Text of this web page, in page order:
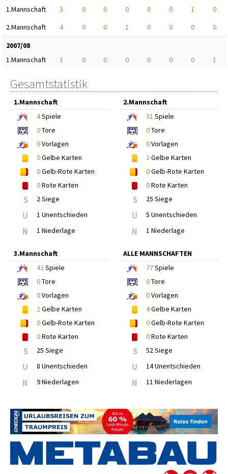
1.Mannschaft
3 0 0 0 0 0 1
0
2.Mannschaft
4 0 0 1 0 0 0
0
2007/08
1.Mannschaft
1 0 0 0 0 0 0 1
Gesamtstatistik
1.Mannschaft
4Spiele
0Tore
0Vorlagen
0Gelbe Karten
0Gelb-Rote Karten
0Rote Karten
S 2 Siege
U 1 Unentschieden
N 1 Niederlage
2.Mannschaft
31 Spiele
0Tore
0Vorlagen
2Gelbe Karten
0Gelb-Rote Karten
0Rote Karten
S 25 Siege
U 5 Unentschieden
N 1 Niederlage
3.Mannschaft
42Spiele
0Tore
0Vorlagen
2Gelbe Karten
0Gelb-Rote Karten
0Rote Karten
S 25 Siege
U 8 Unentschieden
N 9 Niederlagen
ALLE MANNSCHAFTEN
77Spiele
0Tore
0Vorlagen
4Gelbe Karten
0Gelb-Rote Karten
0Rote Karten
S 52 Siege
U 14 Unentschieden
N 11 Niederlagen